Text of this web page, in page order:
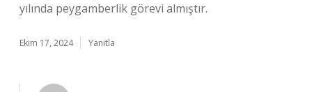
yılında peygamberlik görevi almıştır.
Ekim 17, 2024 Yanıtla